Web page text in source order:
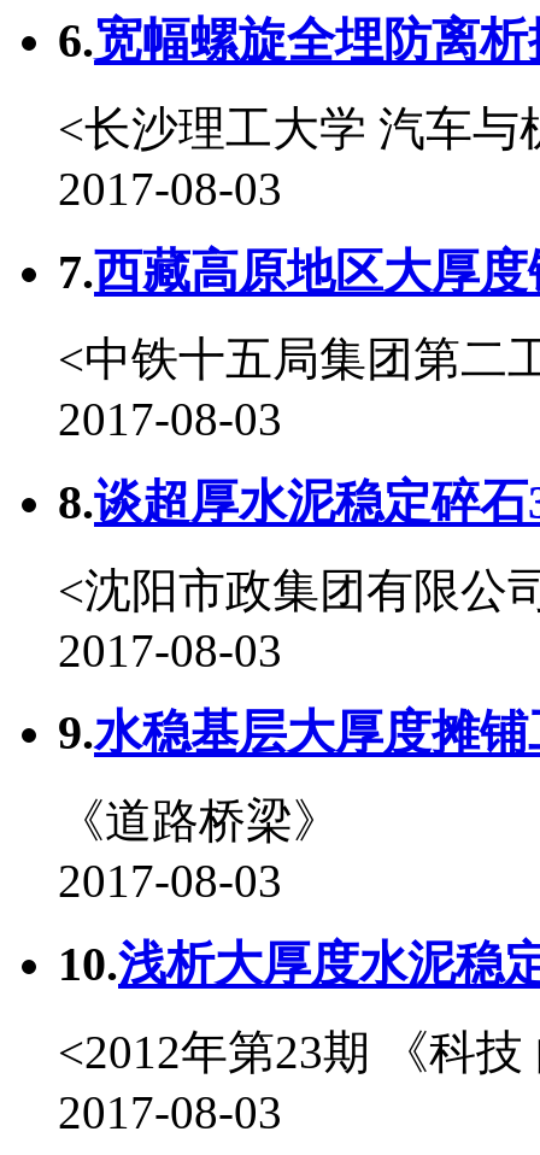
6.宽幅螺旋全埋防离
<长沙理工大学 汽车与
2017-08-03
7.西藏高原地区大厚
<中铁十五局集团第二
2017-08-03
8.谈超厚水泥稳定碎
<沈阳市政集团有限公
2017-08-03
9.水稳基层大厚度摊
《道路桥梁》
2017-08-03
10.浅析大厚度水泥稳
<2012年第23期 《科技
2017-08-03